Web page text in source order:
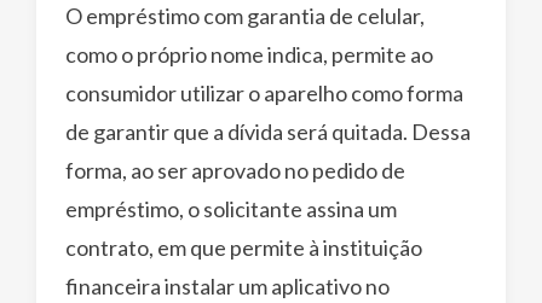
O empréstimo com garantia de celular,
como o próprio nome indica, permite ao
consumidor utilizar o aparelho como forma
de garantir que a dívida será quitada. Dessa
forma, ao ser aprovado no pedido de
empréstimo, o solicitante assina um
contrato, em que permite à instituição
financeira instalar um aplicativo no